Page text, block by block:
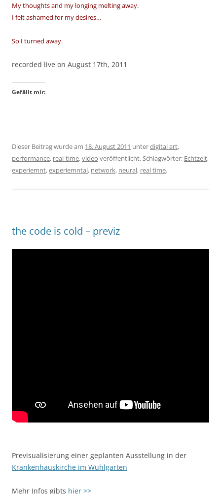
My thoughts and my longing melting away.
I felt ashamed for my desires…
So I turned away.
recorded live on August 17th, 2011
Gefällt mir:
Dieser Beitrag wurde am 18. August 2011 unterdigital art,
performance, real-time,video veröffentlicht. Schlagwörter: Echtzeit,
experiemnt,experiemntal, network, neural, real time.
the code is cold – previz
Previsualisierung einer geplanten Ausstellung in der
Krankenhauskirche im Wuhlgarten
Mehr Infos gibts hier >>